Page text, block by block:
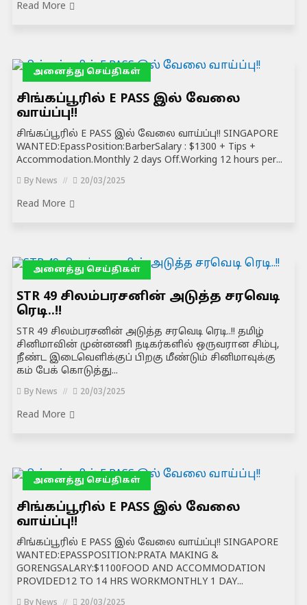
Read More
அனைத்து செய்திகள்
சிங்கப்பூரில் E PASS இல் வேலை
வாய்ப்பு!!
சிங்கப்பூரில் E PASS இல் வேலை வாய்ப்பு!! SINGAPORE
WANTED:EpassPosition:BarberSalary : $1300 + Tips +
Accommodation.Monthly 2 days Off.Working 12 hours per...
By News 20/03/2025
Read More
அனைத்து செய்திகள்
STR 49 சிலம்பரசனின் அடுத்த சரவெடி
ரெடி..!!
STR 49 சிலம்பரசனின் அடுத்த சரவெடி ரெடி..!! தமிழ்
சினிமாவின் முன்னணி நடிகர்களில் ஒருவரான சிம்பு,
நீண்ட இடைவெளிக்குப் பிறகு மீண்டும் சினிமாவுக்கு
கம் பேக் கொடுத்து...
By News 20/03/2025
Read More
அனைத்து செய்திகள்
சிங்கப்பூரில் E PASS இல் வேலை
வாய்ப்பு!!
சிங்கப்பூரில் E PASS இல் வேலை வாய்ப்பு!! SINGAPORE
WANTED:EPASSPOSITION:PRATA MAKING &
GORENGSALARY:$1100FOOD AND ACCOMMODATION
PROVIDED12 TO 14 HRS WORKMONTHLY 1 DAY...
By News 20/03/2025